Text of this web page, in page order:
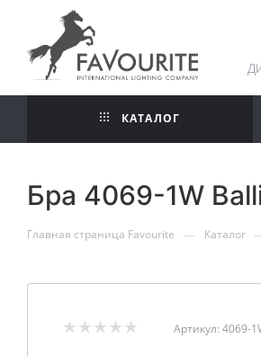
КАТАЛОГ
Бра 4069-1W
Главная страница Favourite — Каталог
Артикул: 4069-